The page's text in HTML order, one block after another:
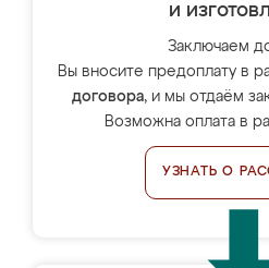
и
Заключаем
Вы вносите предоплату в
договора, и мы отдаём
Возможна оплата в
УЗНАТЬ О